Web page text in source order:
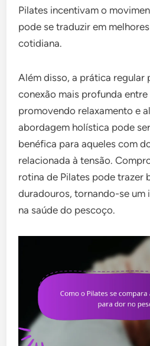
Pilates incentivam o
pode se traduzir em
cotidiana.
Além disso, a prática regular
conexão mais profunda
promovendo relaxamento e
abordagem holística pode
benéfica para aqueles com
relacionada à tensão.
rotina de Pilates pode trazer
duradouros, tornando-se um
na saúde do pescoço.